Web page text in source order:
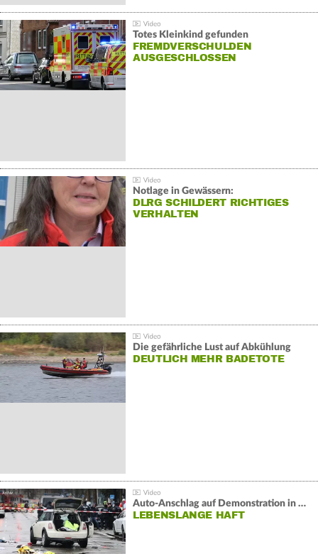
Totes Kleinkind gefunden
FREMDVERSCHULDEN
AUSGESCHLOSSEN
Notlage in Gewässern:
DLRG SCHILDERT RICHTIGES
VERHALTEN
Die gefährliche Lust auf Abkühlung
DEUTLICH MEHR BADETOTE
Auto-Anschlag auf Demonstration in München:
LEBENSLANGE HAFT